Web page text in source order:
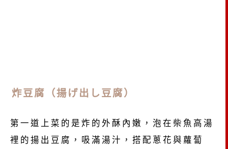
炸豆腐（揚げ出し豆腐）
第一道上菜的是炸的外酥內嫩，泡在柴魚高湯
裡的揚出豆腐，吸滿湯汁，搭配蔥花與蘿蔔